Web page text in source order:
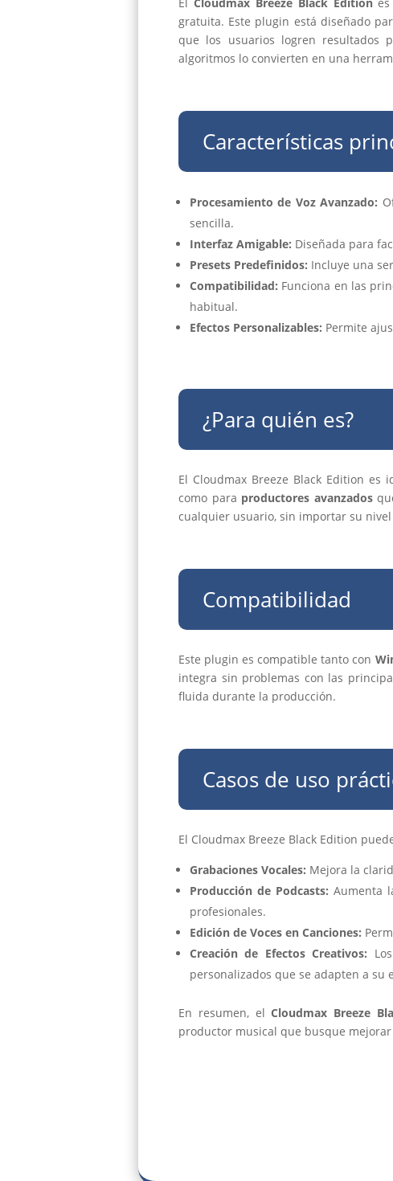
gratuita. Este plugin está diseñado
que los usuarios logren resultados
algoritmos lo convierten en una
Características
Procesamiento de Voz Avanzado:
sencilla.
Interfaz Amigable: Diseñada para
Presets Predefinidos: Incluye una
Compatibilidad: Funciona en las
habitual.
Efectos Personalizables: Permite
¿Para quién es?
El Cloudmax Breeze Black Edition es
como para productores avanzados
cualquier usuario, sin importar su
Compatibilidad
Este plugin es compatible tanto con
integra sin problemas con las
fluida durante la producción.
Casos de uso
El Cloudmax Breeze Black Edition
Grabaciones Vocales: Mejora la
Producción de Podcasts: Aumenta
profesionales.
Edición de Voces en Canciones:
Creación de Efectos Creativos:
personalizados que se adapten a su
En resumen, elCloudmax Breeze
productor musical que busque